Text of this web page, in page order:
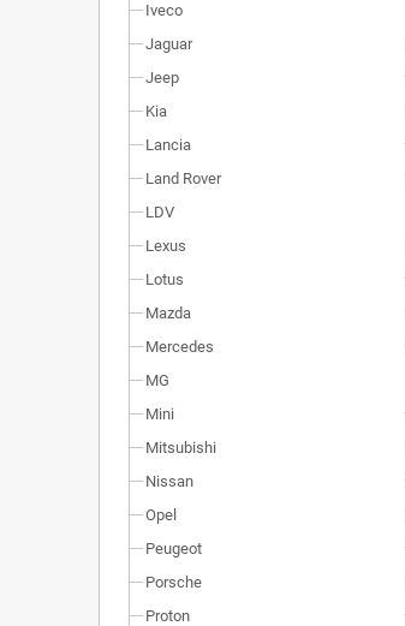
Iveco
Jaguar
Jeep
Kia
Lancia
Land Rover
LDV
Lexus
Lotus
Mazda
Mercedes
MG
Mini
Mitsubishi
Nissan
Opel
Peugeot
Porsche
Proton